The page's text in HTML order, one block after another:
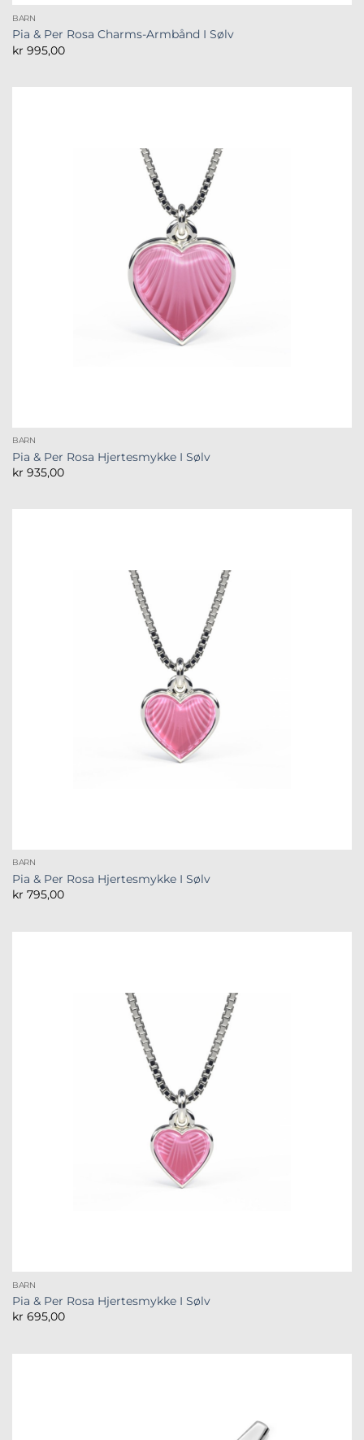
BARN
Pia & Per Rosa Charms-Armbånd I Sølv
kr 995,00
BARN
Pia & Per Rosa Hjertesmykke I Sølv
kr 935,00
BARN
Pia & Per Rosa Hjertesmykke I Sølv
kr 795,00
BARN
Pia & Per Rosa Hjertesmykke I Sølv
kr 695,00